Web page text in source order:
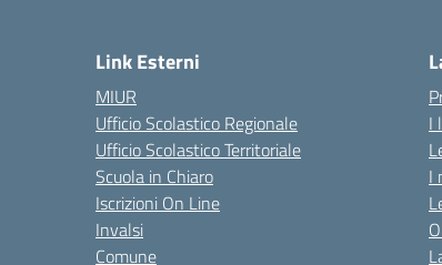
Link Esterni
MIUR
Ufficio Scolastico Regionale
Ufficio Scolastico Territoriale
Scuola in Chiaro
Iscrizioni On Line
Invalsi
Comune
I
I